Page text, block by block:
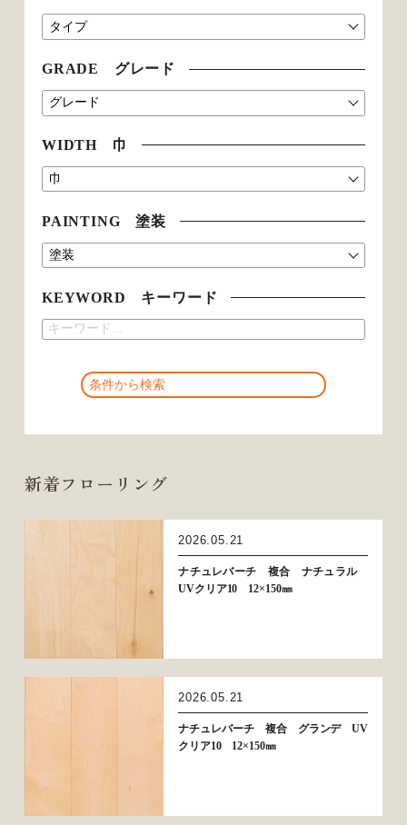
GRADE グレード
WIDTH 巾
PAINTING 塗装
KEYWORD キーワード
新着フローリング
2026.05.21
ナチュレバーチ 複合 ナチュラル
UVクリア10 12×150㎜
2026.05.21
ナチュレバーチ 複合 グランデ UV
クリア10 12×150㎜